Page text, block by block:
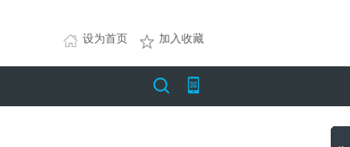
设为首页 加入收藏